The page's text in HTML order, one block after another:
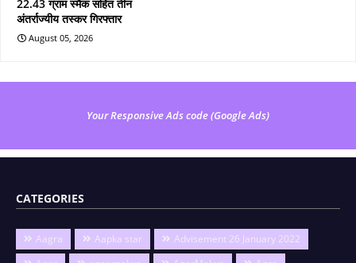
22.43 ग्राम स्मैक सहित तीन
अंतर्राज्यीय तस्कर गिरफ्तार
August 05, 2026
Your Responsive Ads code (Google Ads)
CATEGORIES
Aagra Aapka star
Advisement 26 January 2022